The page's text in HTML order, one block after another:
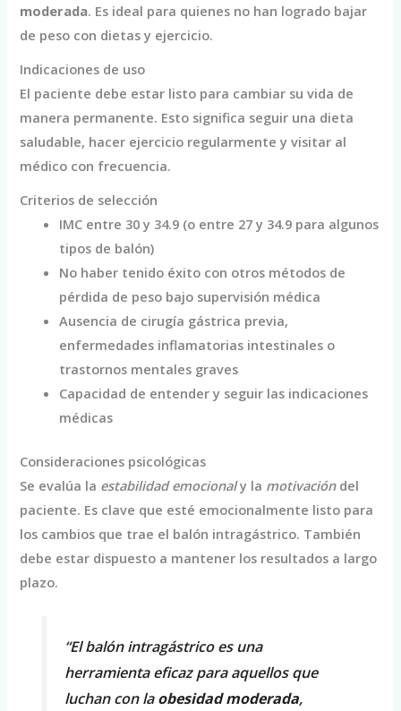
moderada. Es ideal para quienes no han logrado bajar
de peso con dietas y ejercicio.
Indicaciones de uso
El paciente debe estar listo para cambiar su vida de
manera permanente. Esto significa seguir una dieta
saludable, hacer ejercicio regularmente y visitar al
médico con frecuencia.
Criterios de selección
IMC entre 30 y 34.9 (o entre 27 y 34.9 para algunos
tipos de balón)
No haber tenido éxito con otros métodos de
pérdida de peso bajo supervisión médica
Ausencia de cirugía gástrica previa,
enfermedades inflamatorias intestinales o
trastornos mentales graves
Capacidad de entender y seguir las indicaciones
médicas
Consideraciones psicológicas
Se evalúa la estabilidad emocionaly la motivacióndel
paciente. Es clave que esté emocionalmente listo para
los cambios que trae el balón intragástrico. También
debe estar dispuesto a mantener los resultados a largo
plazo.
“El balón intragástrico es una
herramienta eficaz para aquellos que
luchan con laobesidad moderada,